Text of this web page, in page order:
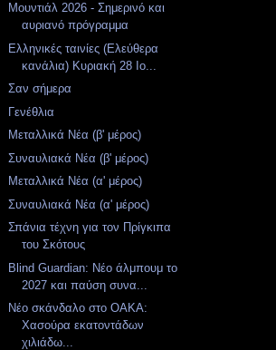
Μουντιάλ 2026 - Σημερινό και
αυριανό πρόγραμμα
Ελληνικές ταινίες (Ελεύθερα
κανάλια) Κυριακή 28 Ιο...
Σαν σήμερα
Γενέθλια
Μεταλλικά Νέα (β' μέρος)
Συναυλιακά Νέα (β' μέρος)
Μεταλλικά Νέα (α' μέρος)
Συναυλιακά Νέα (α' μέρος)
Σπάνια τέχνη για τον Πρίγκιπα
του Σκότους
Blind Guardian: Νέο άλμπουμ το
2027 και παύση συνα...
Νέο σκάνδαλο στο ΟΑΚΑ:
Χασούρα εκατοντάδων
χιλιάδω...